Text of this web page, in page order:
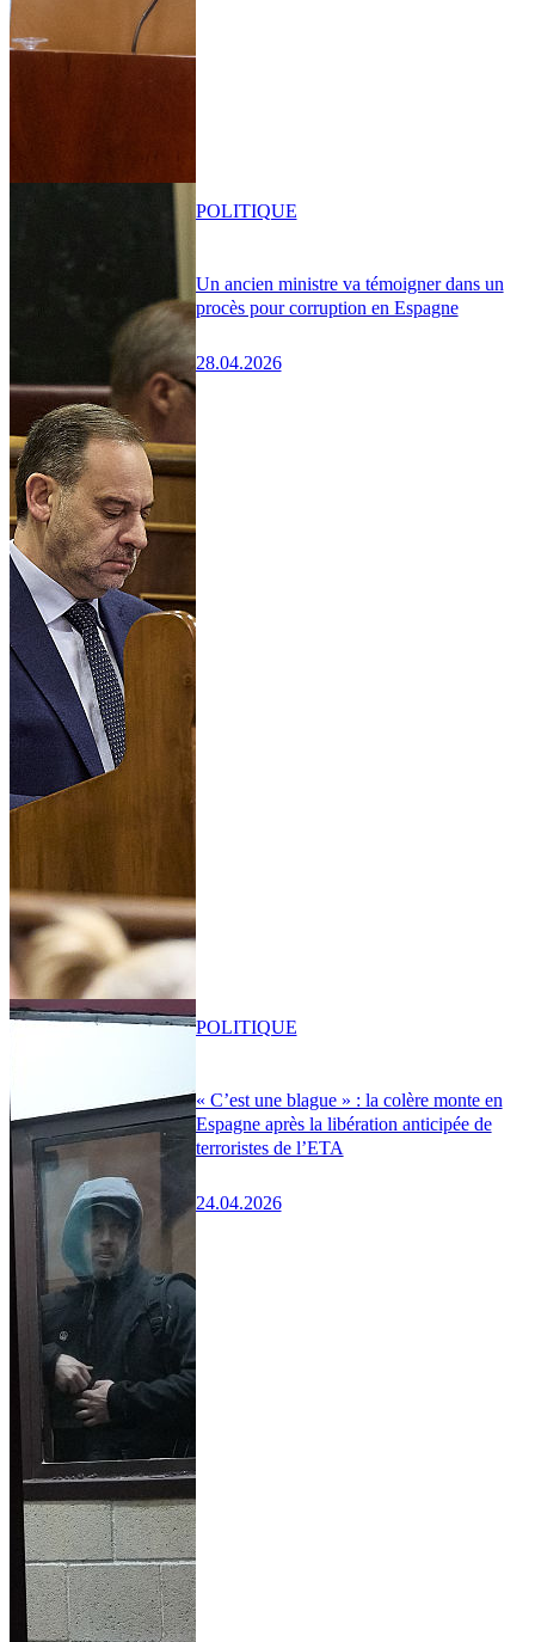
Un ancien ministre va témoigner dans un
procès pour corruption en Espagne
28.04.2026
POLITIQUE
« C’est une blague » : la colère monte en
Espagne après la libération anticipée de
terroristes de l’ETA
24.04.2026
POLITIQUE